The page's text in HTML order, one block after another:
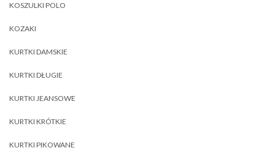
KOSZULKI POLO
KOZAKI
KURTKI DAMSKIE
KURTKI DŁUGIE
KURTKI JEANSOWE
KURTKI KRÓTKIE
KURTKI PIKOWANE